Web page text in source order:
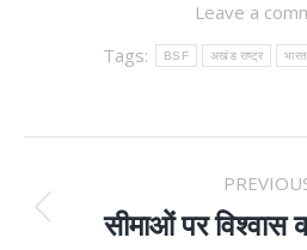
Leave a
Tags:
BSF अखंड राष्ट्र
POST
सीमाओं पर विश्वास